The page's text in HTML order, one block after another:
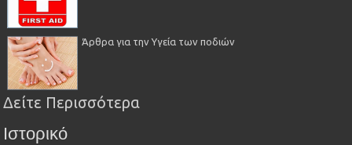
Άρθρα για την Υγεία των ποδιών
Δείτε Περισσότερα
Ιστορικό